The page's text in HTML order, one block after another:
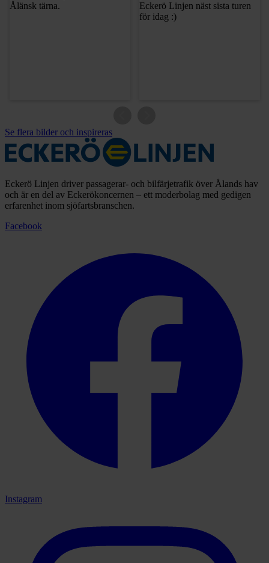
Se flera bilder och inspireras
Eckerö Linjen driver passagerar- och bilfärjetrafik över Ålands hav
och är en del av Eckerökoncernen – ett moderbolag med gedigen
erfarenhet inom sjöfartsbranschen.
Facebook
Instagram